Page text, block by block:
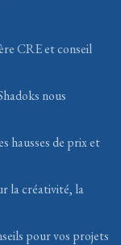
CRE et conseil
nous
hausses de prix et
la créativité, la
pour vos projets